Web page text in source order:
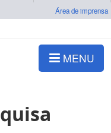
Área de imprensa
MENU